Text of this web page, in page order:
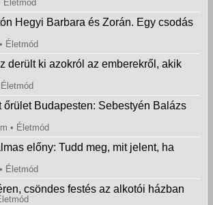
Életmód
Hegyi Barbara és Zorán. Egy csodás
Életmód
derült ki azokról az emberekről, akik
Életmód
őrület Budapesten: Sebestyén Balázs
Életmód
előny: Tudd meg, mit jelent, ha
Életmód
csöndes festés az alkotói házban